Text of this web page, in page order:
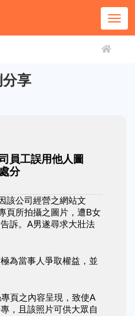
分享
員工誤用他人圖
分
該公司經營之網站文
頁所拍攝之圖片，遭B女
訴。A男遂尋求大壯法
為當事人爭取權益，並
頁之內容呈現，致使A
，且該照片可供大眾自